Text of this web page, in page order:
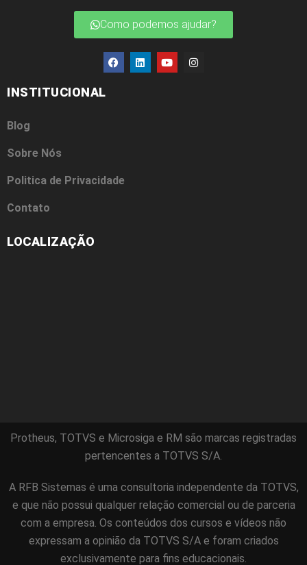
Como podemos ajudar?
INSTITUCIONAL
Blog
Sobre Nós
Politica de Privacidade
Contato
LOCALIZAÇÃO
Protheus, TOTVS e Microsiga e RM são marcas registradas
pertencentes a TOTVS S/A.
A RFB Sistemas é uma consultoria independente da TOTVS,
e que não possui qualquer relação comercial ou de parceria
com a empresa. Os conteúdos dos cursos e vídeos não
expressam a opinião da TOTVS S/A e foram criados
exclusivamente para fins educacionais.